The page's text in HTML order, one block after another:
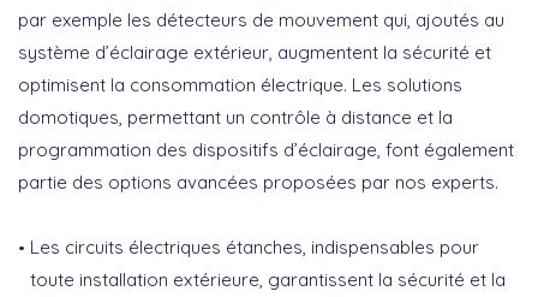
par exemple les détecteurs de mouvement qui, ajoutés au
système d’éclairage extérieur, augmentent la sécurité et
optimisent la consommation électrique. Les solutions
domotiques, permettant un contrôle à distance et la
programmation des dispositifs d’éclairage, font également
partie des options avancées proposées par nos experts.
Les circuits électriques étanches, indispensables pour
toute installation extérieure, garantissent la sécurité et la